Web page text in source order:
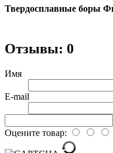
Твердосплавные боры
Отзывы: 0
Имя
E-mail
Оцените товар: